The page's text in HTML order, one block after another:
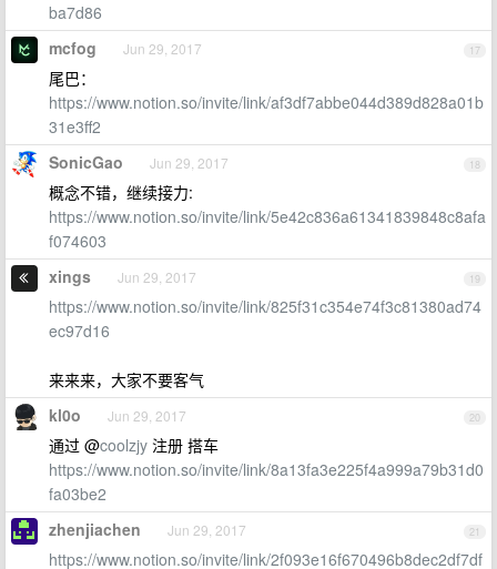
ba7d86
17
mcfog Jun 29, 2017
尾巴：
https://www.notion.so/invite/link/af3df7abbe044d389d828a01b
31e3ff2
18
SonicGao Jun 29, 2017
概念不错，继续接力:
https://www.notion.so/invite/link/5e42c836a61341839848c8afa
f074603
19
xings Jun 29, 2017
https://www.notion.so/invite/link/825f31c354e74f3c81380ad74
ec97d16
来来来，大家不要客气
20
kl0o Jun 29, 2017
通过 @coolzjy 注册 搭车
https://www.notion.so/invite/link/8a13fa3e225f4a999a79b31d0
fa03be2
21
zhenjiachen Jun 29, 2017
https://www.notion.so/invite/link/2f093e16f670496b8dec2df7df